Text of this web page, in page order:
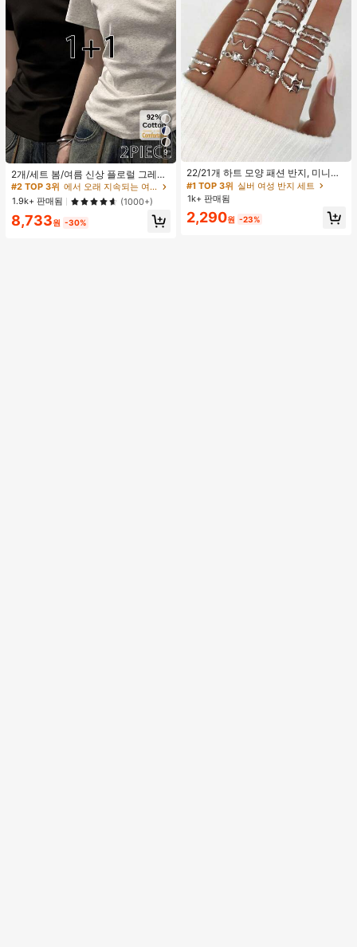
9
2개/세트 봄/여름 신상 플로럴 그레이
+ 블랙 반팔 티셔츠, 여성 슬림핏 솔리
드 컬러 언더셔츠 캐주얼
#2 TOP 3위
에서 오래 지속되는 여성 상의, 블라우스 & 티
높은 재방문 고객
#2 TOP 3위
에서 오래 지속되는 여성 상의, 블라우스 & 티
높은 재방문 고객
#2 TOP 3위
에서 오래 지속되는 여성 상의, 블라우스 & 티
높은 재방문 고객
#2 TOP 3위
에서 오래 지속되는 여성 상의, 블라우스 & 티
높은 재방문 고객
1.9k+ 판매됨 (1000+)
8,733원 -30%
22/21개 하트 모양 패션 반지, 미니멀
리스트 크리스탈 임베디드 보헤미안
기하학 반지 세트, 발렌타인데이, 어머
니날 선물
#1 TOP 3위
실버 여성 반지 세트
거의 매진!
#1 TOP 3위 실버 여성 반지 세트
거의 매진!
#1 TOP 3위 실버 여성 반지 세트
거의 매진!
#1 TOP 3위
실버 여성 반지 세트
1k+ 판매됨
2,290원 -23%